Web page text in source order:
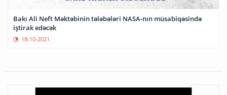
Bakı Ali Neft Məktəbinin tələbələri NASA-nın müsabiqəsində
iştirak edəcək
18-10-2021